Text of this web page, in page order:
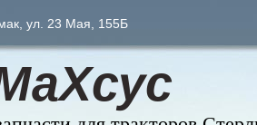
ул. 23 Мая, 155Б